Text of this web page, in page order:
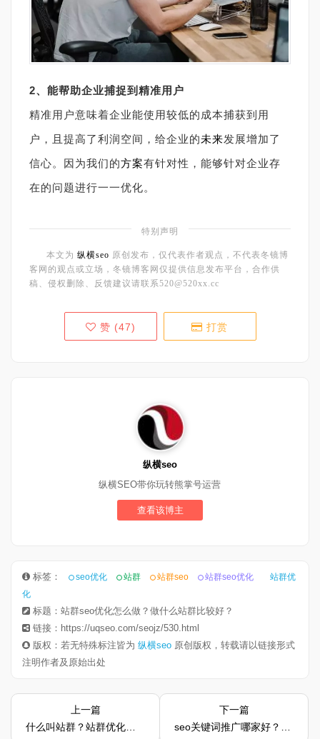
2、能帮助企业捕捉到精准用户
精准用户意味着企业能使用较低的成本捕获到用
户，且提高了利润空间，给企业的未来发展增加了
信心。因为我们的方案有针对性，能够针对企业存
在的问题进行一一优化。
特别声明
本文为 纵横seo 原创发布，仅代表作者观点，不代表冬镜博
客网的观点或立场，冬镜博客网仅提供信息发布平台，合作供
稿、侵权删除、反馈建议请联系520@520xx.cc
赞 (47) 打赏
纵横seo
纵横SEO带你玩转熊掌号运营
查看该博主
标签： seo优化 站群 站群seo 站群seo优化
站群优
化
标题：站群seo优化怎么做？做什么站群比较好？
链接：https://uqseo.com/seojz/530.html
版权：若无特殊标注皆为 纵横seo 原创版权，转载请以链接形式
注明作者及原始出处
上一篇
什么叫站群？站群优化应该怎么做
下一篇
seo关键词推广哪家好？如何判断是否专业？